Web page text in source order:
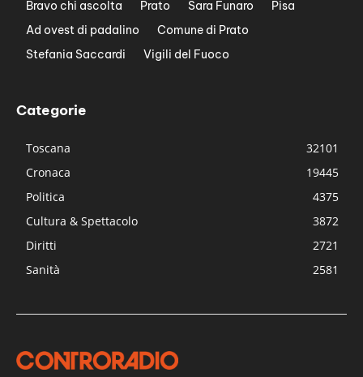
Bravo chi ascolta
Prato Sara Funaro
Pisa
Ad ovest di padalino
Comune di Prato
Stefania Saccardi
Vigili del Fuoco
Categorie
Toscana
32101
Cronaca
19445
Politica
4375
Cultura & Spettacolo
3872
Diritti
2721
Sanità
2581